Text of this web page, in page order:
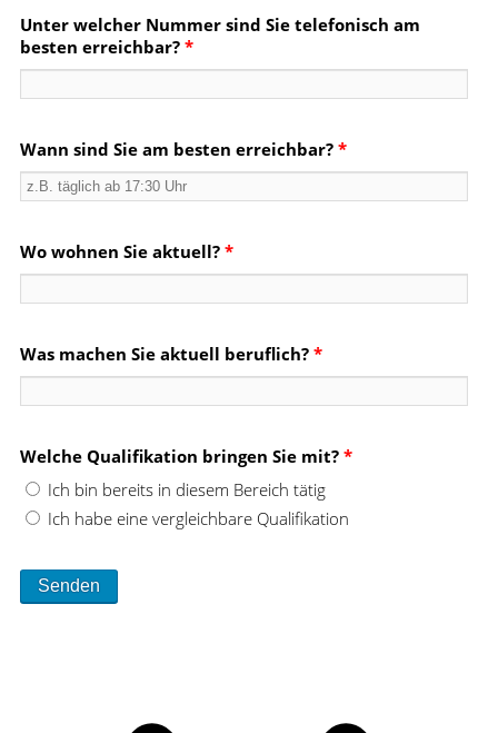
Unter welcher Nummer sind Sie telefonisch am
besten erreichbar? *
Wann sind Sie am besten erreichbar? *
Wo wohnen Sie aktuell? *
Was machen Sie aktuell beruflich? *
Welche Qualifikation bringen Sie mit? *
Ich bin bereits in diesem Bereich tätig
Ich habe eine vergleichbare Qualifikation